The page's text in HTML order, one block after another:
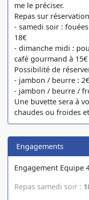
me le préciser.
Repas sur
- samedi soir :
18€
- dimanche midi :
café gourmand à 15€
Possibilité de
- jambon / beurre : 2€
- jambon / beurre /
Une buvette sera à
chaudes ou froides
Engagements
Engagement Equipe
Repas samedi soir :